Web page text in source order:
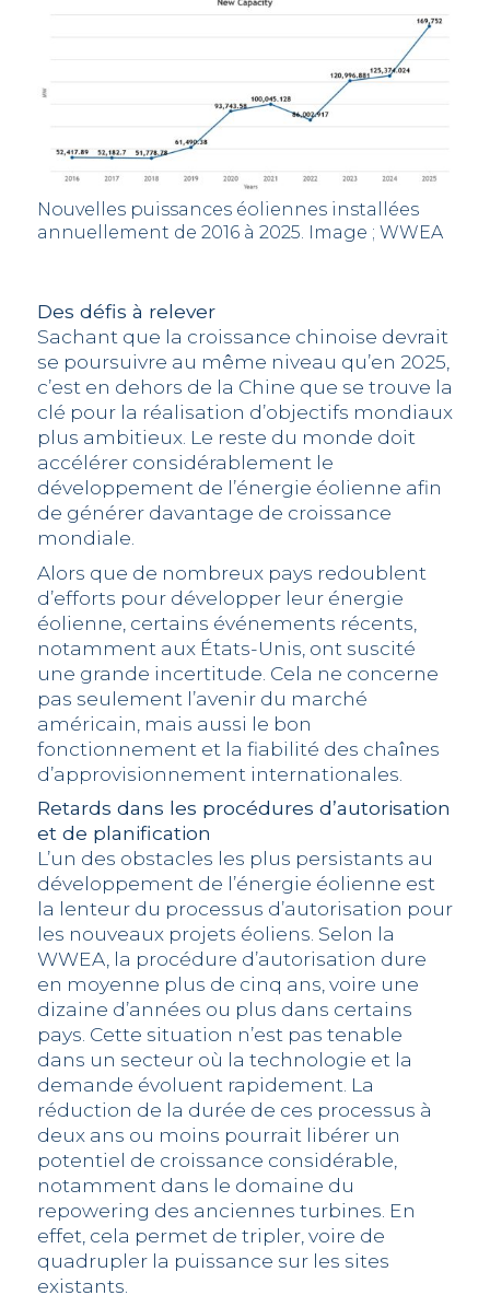
Nouvelles puissances éoliennes installées
annuellement de 2016 à 2025. Image ; WWEA
Des défis à relever
Sachant que la croissance chinoise devrait
se poursuivre au même niveau qu’en 2025,
c’est en dehors de la Chine que se trouve la
clé pour la réalisation d’objectifs mondiaux
plus ambitieux. Le reste du monde doit
accélérer considérablement le
développement de l’énergie éolienne afin
de générer davantage de croissance
mondiale.
Alors que de nombreux pays redoublent
d’efforts pour développer leur énergie
éolienne, certains événements récents,
notamment aux États-Unis, ont suscité
une grande incertitude. Cela ne concerne
pas seulement l’avenir du marché
américain, mais aussi le bon
fonctionnement et la fiabilité des chaînes
d’approvisionnement internationales.
Retards dans les procédures d’autorisation
et de planification
L’un des obstacles les plus persistants au
développement de l’énergie éolienne est
la lenteur du processus d’autorisation pour
les nouveaux projets éoliens. Selon la
WWEA, la procédure d’autorisation dure
en moyenne plus de cinq ans, voire une
dizaine d’années ou plus dans certains
pays. Cette situation n’est pas tenable
dans un secteur où la technologie et la
demande évoluent rapidement. La
réduction de la durée de ces processus à
deux ans ou moins pourrait libérer un
potentiel de croissance considérable,
notamment dans le domaine du
repowering des anciennes turbines. En
effet, cela permet de tripler, voire de
quadrupler la puissance sur les sites
existants.